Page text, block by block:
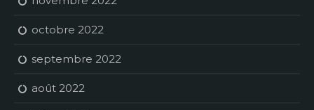
octobre 2022
septembre 2022
août 2022